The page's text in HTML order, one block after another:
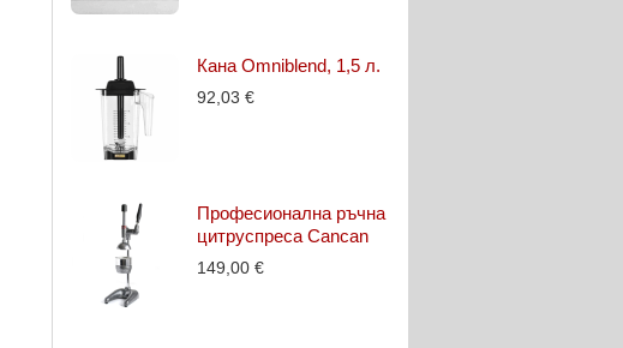
Кана Omniblend, 1,5 л.
92,03 €
Професионална ръчна
цитруспреса Cancan
149,00 €